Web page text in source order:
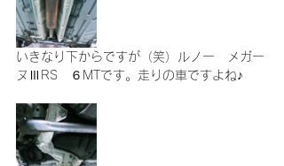
いきなり下からですが（笑）ルノー　メガー
ヌⅢRS　６MTです。走りの車ですよね♪